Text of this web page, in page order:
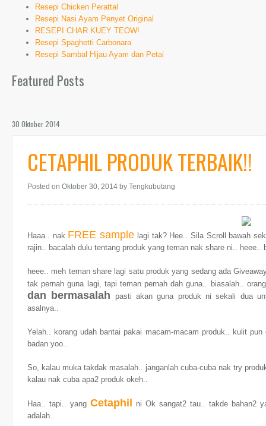
Resepi Chicken Perattal
Resepi Nasi Ayam Penyet Original
RESEPI CHAR KUEY TEOW!
Resepi Spaghetti Carbonara
Resepi Sambal Hijau Ayam dan Petai
Featured Posts
30 Oktober 2014
CETAPHIL PRODUK TERBAIK!!
Posted on Oktober 30, 2014 by Tengkubutang
Haaa.. nak FREE sample lagi tak? Hee.. Sila Scroll bawah
rajin.. bacalah dulu tentang produk yang teman nak share ni.. heee..
heee.. meh teman share lagi satu produk yang sedang ada
tak pernah guna lagi, tapi teman pernah dah guna.. biasalah..
dan bermasalah pasti akan guna produk ni sekali dua
asalnya..
Yelah.. korang udah bantai pakai macam-macam produk.. kulit
badan yoo..
So, kalau muka takdak masalah.. janganlah cuba-cuba nak try
kalau nak cuba apa2 produk okeh..
Haa.. tapi.. yang Cetaphil
ni Ok sangat2 tau.. takde bahan2
adalah..